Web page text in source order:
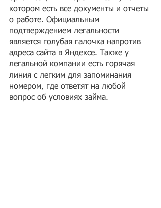
котором есть все документы и отчеты
о работе. Официальным
подтверждением легальности
является голубая галочка напротив
адреса сайта в Яндексе. Также у
легальной компании есть горячая
линия с легким для запоминания
номером, где ответят на любой
вопрос об условиях займа.